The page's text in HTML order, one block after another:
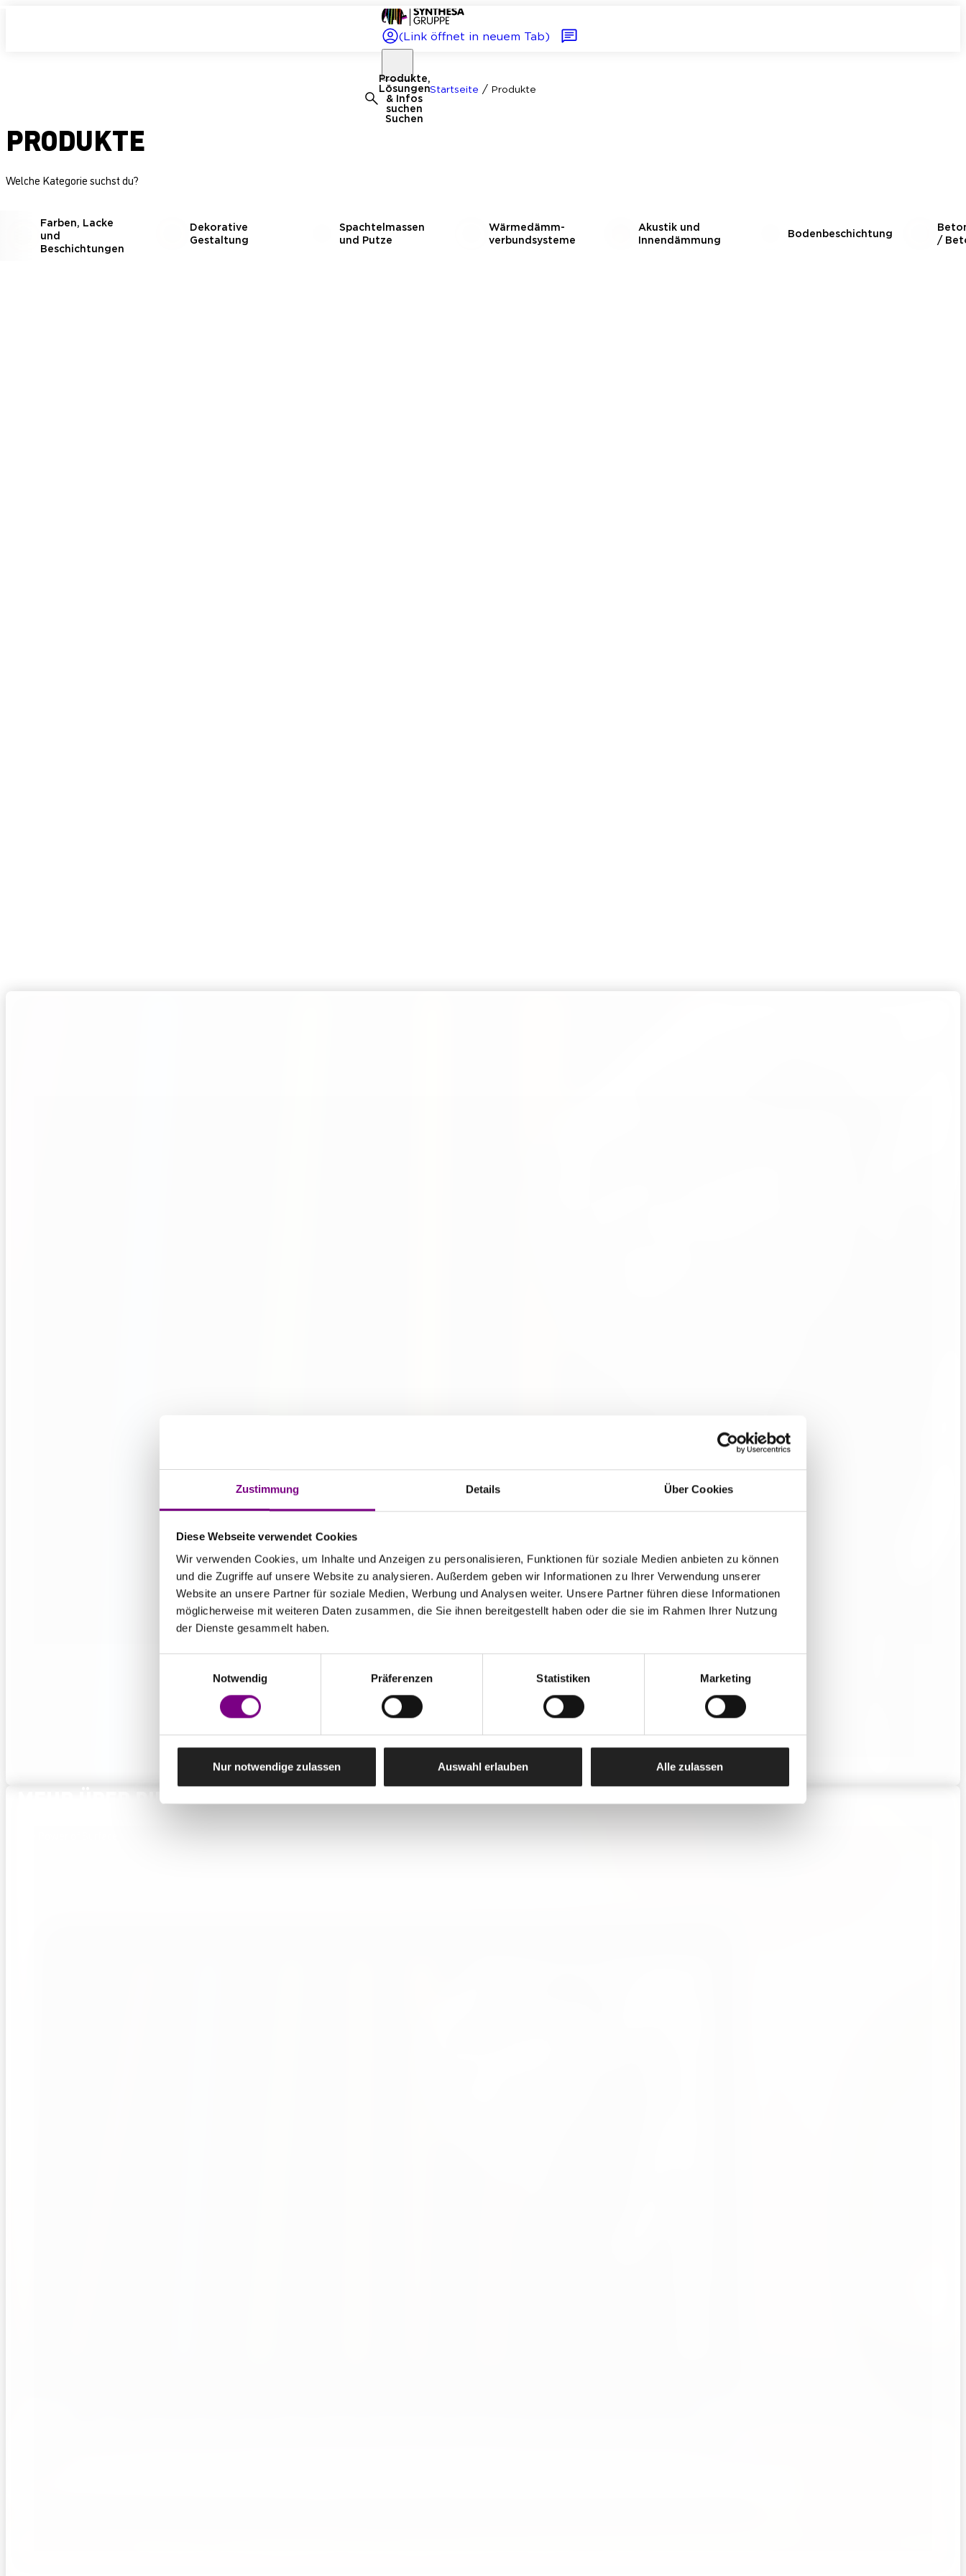
Zustimmung Details Über Cookies
Diese Webseite verwendet Cookies
Wir verwenden Cookies, um Inhalte und Anzeigen zu personalisieren, Funktionen für soziale Medien anbieten zu können
und die Zugriffe auf unsere Website zu analysieren. Außerdem geben wir Informationen zu Ihrer Verwendung unserer
Website an unsere Partner für soziale Medien, Werbung und Analysen weiter. Unsere Partner führen diese Informationen
möglicherweise mit weiteren Daten zusammen, die Sie ihnen bereitgestellt haben oder die sie im Rahmen Ihrer Nutzung
der Dienste gesammelt haben.
Notwendig
Präferenzen Statistiken Marketing
Nur notwendige zulassen Auswahl erlauben Alle zulassen
(Link öffnet in neuem Tab)
Produkte,
Lösungen
& Infos
suchen
Suchen
Startseite / Produkte
PRODUKTE
Welche Kategorie suchst du?
Farben, Lacke
und
Beschichtungen
Dekorative
Gestaltung
Spachtelmassen
und Putze
Wärmedämm­
verbundsysteme
Akustik und
Innendämmung
Bodenbeschichtung
/
MEHR ÜBER DIE MARKE CAPAROL ERFAHREN